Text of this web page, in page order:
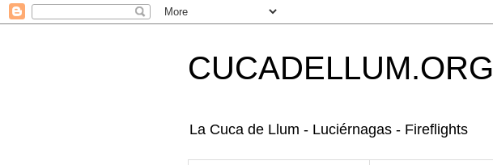
CUCADELLUM.ORG
La Cuca de Llum - Luciérnagas - Fireflights